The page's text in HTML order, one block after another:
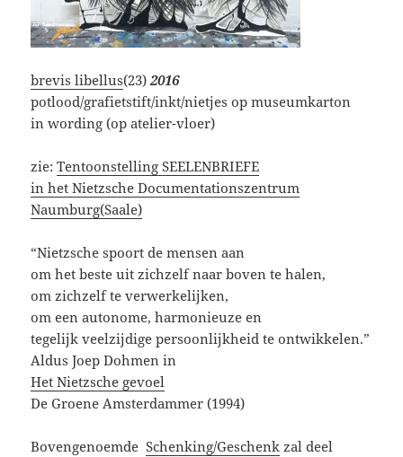
brevis libellus(23)2016
potlood/grafietstift/inkt/nietjes op museumkarton
in wording (op atelier-vloer)
zie:Tentoonstelling SEELENBRIEFE
in het Nietzsche Documentationszentrum
Naumburg(Saale)
“Nietzsche spoort de mensen aan
om het beste uit zichzelf naar boven te halen,
om zichzelf te verwerkelijken,
om een autonome, harmonieuze en
tegelijk veelzijdige persoonlijkheid te ontwikkelen.”
Aldus Joep Dohmen in
Het Nietzsche gevoel
De Groene Amsterdammer (1994)
BovengenoemdeSchenking/Geschenk zal deel